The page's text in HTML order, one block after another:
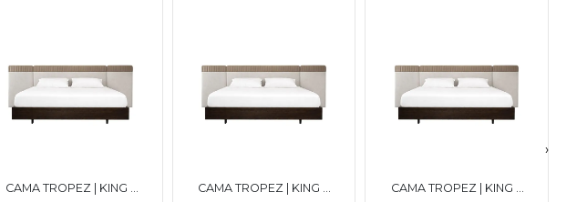
CAMA TROPEZ | KING 3
CAMA TROPEZ | KING 3
CAMA TROPEZ | KING 3
›